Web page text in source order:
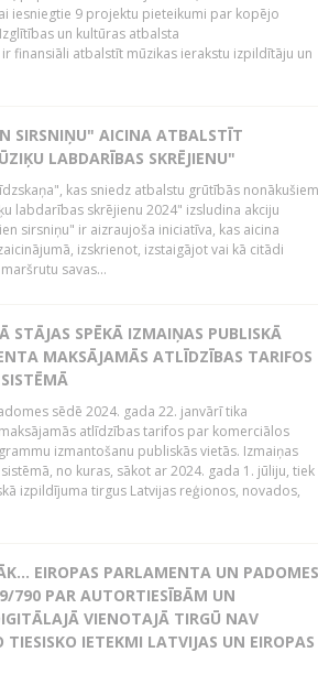
iesniegtie 9 projektu pieteikumi par kopējo
un kultūras atbalsta
finansiāli atbalstīt mūzikas ierakstu izpildītāju un
SIRSNIŅU" AICINA ATBALSTĪT
LABDARĪBAS SKRĒJIENU"
kas sniedz atbalstu grūtībās nonākušiem
labdarības skrējienu 2024" izsludina akciju
sirsniņu" ir aizraujoša iniciatīva, kas aicina
izskrienot, izstaigājot vai kā citādi
savas...
STĀJAS SPĒKĀ IZMAIŅAS PUBLISKĀ
MAKSĀJAMĀS ATLĪDZĪBAS TARIFOS
sēdē 2024. gada 22. janvārī tika
atlīdzības tarifos par komerciālos
izmantošanu publiskās vietās. Izmaiņas
no kuras, sākot ar 2024. gada 1. jūliju, tiek
izpildījuma tirgus Latvijas reģionos, novados,
EIROPAS PARLAMENTA UN PADOMES
790 PAR AUTORTIESĪBĀM UN
VIENOTAJĀ TIRGŪ NAV
TIESISKO IETEKMI LATVIJAS UN EIROPAS